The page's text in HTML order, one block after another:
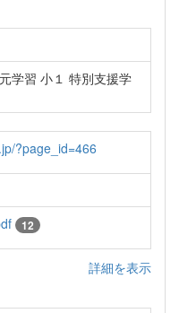
学習 小１ 特別支援学
?page_id=466
12
詳細を表示